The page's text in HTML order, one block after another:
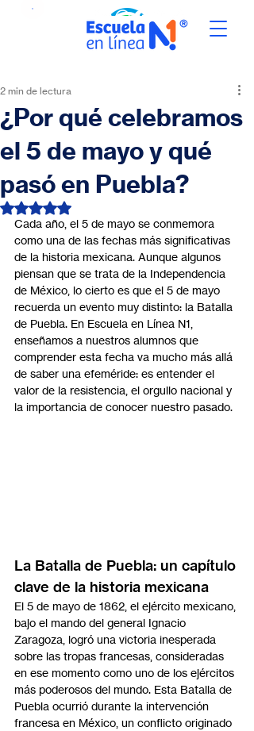
¿Por qué celebramos
el 5 de mayo y qué
pasó en Puebla?
2 min de lectura
Obtuvo NaN de 5 estrellas.
Cada año, el 5 de mayo se conmemora
como una de las fechas más significativas
de la historia mexicana. Aunque algunos
piensan que se trata de la Independencia
de México, lo cierto es que el 5 de mayo
recuerda un evento muy distinto: la Batalla
de Puebla. En Escuela en Línea N1,
enseñamos a nuestros alumnos que
comprender esta fecha va mucho más allá
de saber una efeméride: es entender el
valor de la resistencia, el orgullo nacional y
la importancia de conocer nuestro pasado.
La Batalla de Puebla: un capítulo
clave de la historia mexicana
El 5 de mayo de 1862, el ejército mexicano,
bajo el mando del general Ignacio
Zaragoza, logró una victoria inesperada
sobre las tropas francesas, consideradas
en ese momento como uno de los ejércitos
más poderosos del mundo. Esta Batalla de
Puebla ocurrió durante la intervención
francesa en México, un conflicto originado